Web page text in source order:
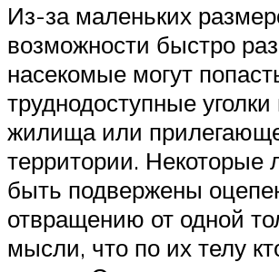
Из-за маленьких
возможности быстро
насекомые могут
труднодоступные
жилища или
территории. Некоторые
быть подвержены
отвращению от одной
мысли, что по их телу